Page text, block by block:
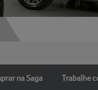
na Saga Trabalhe